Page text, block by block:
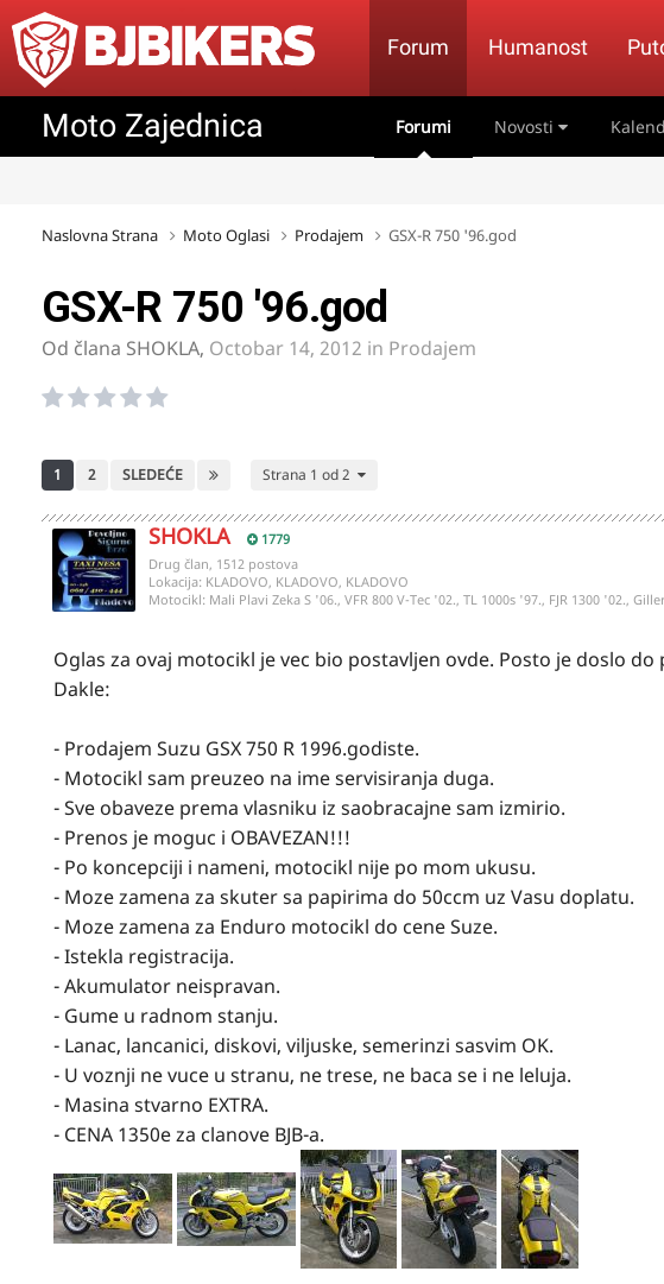
Forum Humanost
Moto Zajednica Forumi Novosti
Naslovna Strana Moto Oglasi Prodajem GSX-R 750 '96.god
GSX-R 750 '96.god
Od člana SHOKLA, Octobar 14, 2012 in Prodajem
1 2 SLEDEĆE Strana 1 od 2
SHOKLA 1779
Drug član, 1512 postova
Lokacija: KLADOVO, KLADOVO, KLADOVO
Motocikl: Mali Plavi Zeka S '06., VFR 800 V-Tec '02., TL 1000s '97., FJR 1300 '02.,
Oglas za ovaj motocikl je vec bio postavljen ovde. Posto je doslo
Dakle:
- Prodajem Suzu GSX 750 R 1996.godiste.
- Motocikl sam preuzeo na ime servisiranja duga.
- Sve obaveze prema vlasniku iz saobracajne sam izmirio.
- Prenos je moguc i OBAVEZAN!!!
- Po koncepciji i nameni, motocikl nije po mom ukusu.
- Moze zamena za skuter sa papirima do 50ccm uz Vasu doplatu.
- Moze zamena za Enduro motocikl do cene Suze.
- Istekla registracija.
- Akumulator neispravan.
- Gume u radnom stanju.
- Lanac, lancanici, diskovi, viljuske, semerinzi sasvim OK.
- U voznji ne vuce u stranu, ne trese, ne baca se i ne leluja.
- Masina stvarno EXTRA.
- CENA 1350e za clanove BJB-a.